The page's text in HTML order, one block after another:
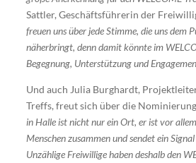
Sattler, Geschäftsführerin der
freuen uns über jede Stimme, die uns dem
näherbringt, denn damit könnte im
Begegnung, Unterstützung und
Und auch Julia Burghardt,
Treffs, freut sich über die
in Halle ist nicht nur ein Ort, er ist vor
Menschen zusammen und sendet ein
Unzählige Freiwillige haben deshalb den